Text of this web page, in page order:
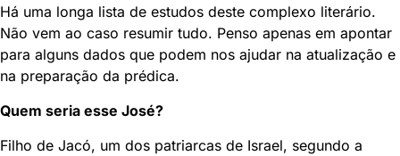
Há uma longa lista de estudos deste complexo literário.
Não vem ao caso resumir tudo. Penso apenas em apontar
para alguns dados que podem nos ajudar na atualização e
na preparação da prédica.
Quem seria esse José?
Filho de Jacó, um dos patriarcas de Israel, segundo a